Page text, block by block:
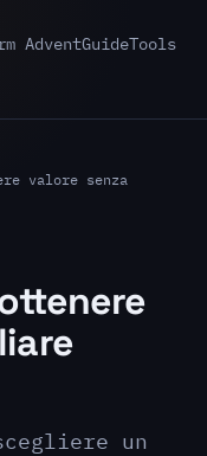
AdventGuideTools
valore senza
un